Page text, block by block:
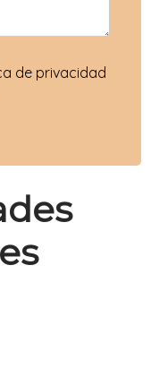
de privacidad